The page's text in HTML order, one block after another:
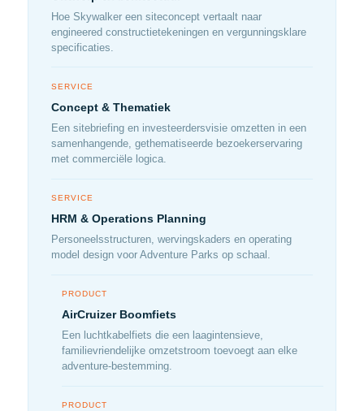
Hoe Skywalker een siteconcept vertaalt naar
engineered constructietekeningen en vergunningsklare
specificaties.
SERVICE
Concept & Thematiek
Een sitebriefing en investeerdersvisie omzetten in een
samenhangende, gethematiseerde bezoekerservaring
met commerciële logica.
SERVICE
HRM & Operations Planning
Personeelsstructuren, wervingskaders en operating
model design voor Adventure Parks op schaal.
PRODUCT
AirCruizer Boomfiets
Een luchtkabelfiets die een laagintensieve,
familievriendelijke omzetstroom toevoegt aan elke
adventure-bestemming.
PRODUCT